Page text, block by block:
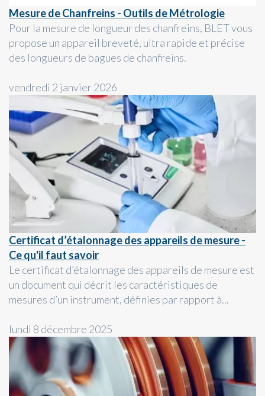
Mesure de Chanfreins - Outils de Métrologie
Pour la mesure de longueur des chanfreins, BLET vous
propose un appareil breveté, ultra rapide et précise
des longueurs de bagues de chanfreins.
vendredi 2 janvier 2026
Certificat d’étalonnage des appareils de mesure -
Ce qu'il faut savoir
Le certificat d’étalonnage des appareils de mesure est
un document qui décrit les caractéristiques de
mesures d’un instrument, définies par rapport à...
lundi 8 décembre 2025